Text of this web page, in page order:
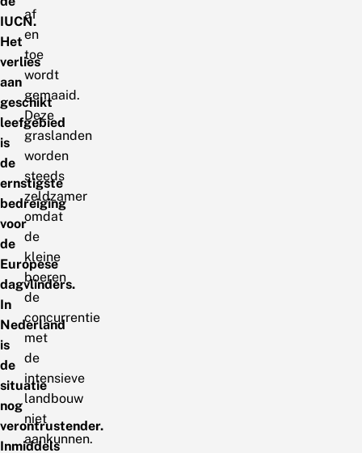
IUCN.
Het
verlies
aan
geschikt
leefgebied
is
de
ernstigste
bedreiging
voor
de
Europese
dagvlinders.
In
Nederland
is
de
situatie
nog
verontrustender.
Inmiddels
af
en
toe
wordt
gemaaid.
Deze
graslanden
worden
steeds
zeldzamer
omdat
de
kleine
boeren
de
concurrentie
met
de
intensieve
landbouw
niet
aankunnen.